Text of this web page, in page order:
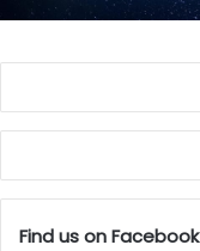
Find us on Facebook